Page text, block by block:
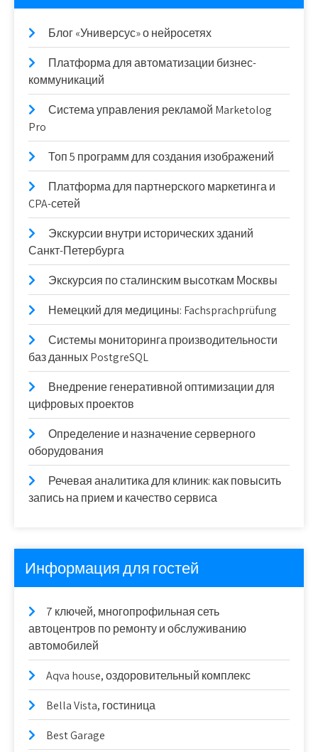
Блог «Универсус» о нейросетях
Платформа для автоматизации бизнес-
коммуникаций
Система управления рекламой Marketolog
Pro
Топ 5 программ для создания изображений
Платформа для партнерского маркетинга и
CPA-сетей
Экскурсии внутри исторических зданий
Санкт-Петербурга
Экскурсия по сталинским высоткам Москвы
Немецкий для медицины: Fachsprachprüfung
Системы мониторинга производительности
баз данных PostgreSQL
Внедрение генеративной оптимизации для
цифровых проектов
Определение и назначение серверного
оборудования
Речевая аналитика для клиник: как повысить
запись на прием и качество сервиса
Информация для гостей
7 ключей, многопрофильная сеть
автоцентров по ремонту и обслуживанию
автомобилей
Aqva house, оздоровительный комплекс
Bella Vista, гостиница
Best Garage